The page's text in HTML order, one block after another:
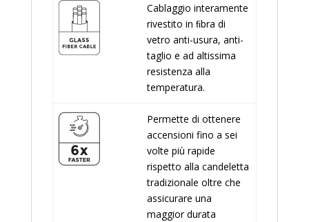
Cablaggio interamente
rivestito in ﬁbra di
vetro anti-usura, anti-
taglio e ad altissima
resistenza alla
temperatura.
Permette di ottenere
accensioni fino a sei
volte più rapide
rispetto alla candeletta
tradizionale oltre che
assicurare una
maggior durata